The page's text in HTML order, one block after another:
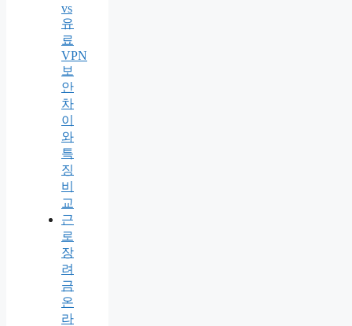
vs
유
료
VPN
보
안
차
이
와
특
징
비
교
근
로
장
려
금
온
라